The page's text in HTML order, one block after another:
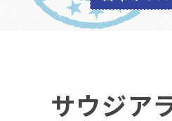
サウジア